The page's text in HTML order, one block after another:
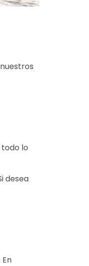
lo
desea